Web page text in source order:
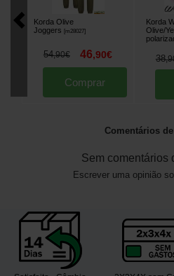
Korda Olive
Joggers
[m28027]
54,90€ 46,90€
Comprar
Korda
Olive/
38,
Comentários
Sem comentários
Escrever uma opinião